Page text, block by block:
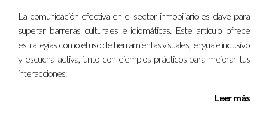
Preguntas Frecuentes
¿Es legal usar firmas electrónicas en contratos
inmobiliarios?
Sí, las firmas electrónicas son legalmente válidas en muchos
La comunicación efectiva en el sector inmobiliario es clave para
superar barreras culturales e idiomáticas. Este artículo ofrece
estrategias como el uso de herramientas visuales, lenguaje inclusivo
y escucha activa, junto con ejemplos prácticos para mejorar tus
interacciones.
Leer más